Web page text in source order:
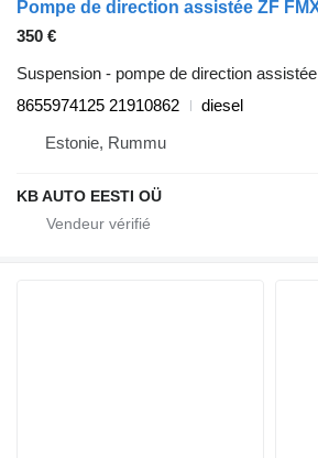
350 €
Suspension - pompe de direction assistée
8655974125 21910862
diesel
Estonie, Rummu
KB AUTO EESTI OÜ